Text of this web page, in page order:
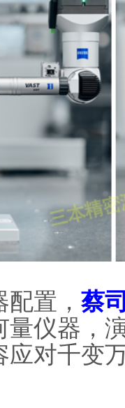
置， 蔡
量仪器，
应对千变